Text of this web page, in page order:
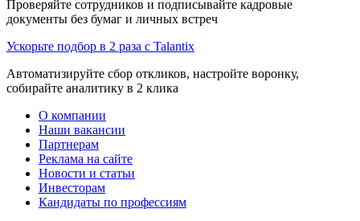
Проверяйте сотрудников и подписывайте кадровые
документы без бумаг и личных встреч
Ускорьте подбор в 2 раза с Talantix
Автоматизируйте сбор откликов, настройте воронку,
собирайте аналитику в 2 клика
О компании
Наши вакансии
Партнерам
Реклама на сайте
Новости и статьи
Инвесторам
Кандидаты по профессиям